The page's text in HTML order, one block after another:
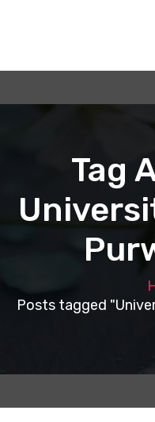
Tag
Posts tagged